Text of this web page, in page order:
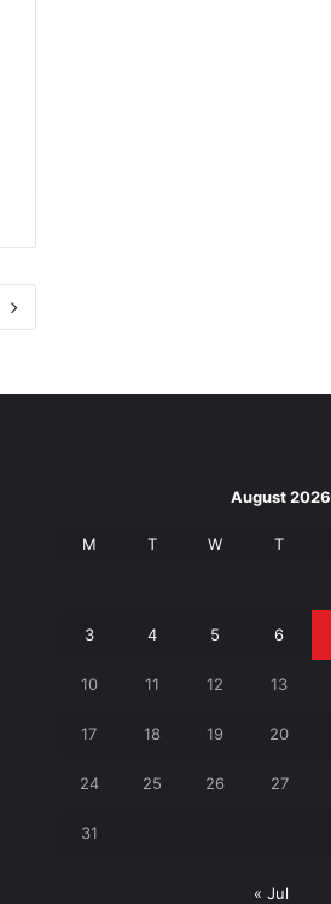
August 2026
M T W T
3 4 5 6
10 11 12 13
17 18 19 20
24 25 26 27
31
« Jul